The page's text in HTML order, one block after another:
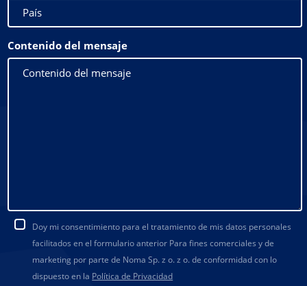
Contenido del mensaje
Doy mi consentimiento para el tratamiento de mis datos personales
facilitados en el formulario anterior Para fines comerciales y de
marketing por parte de Noma Sp. z o. z o. de conformidad con lo
dispuesto en la Política de Privacidad